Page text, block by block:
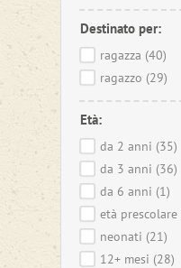
Destinato per:
ragazza (40)
ragazzo (29)
Età:
da 2 anni (35)
da 3 anni (36)
da 6 anni (1)
età prescolare
neonati (21)
12+ mesi (28)